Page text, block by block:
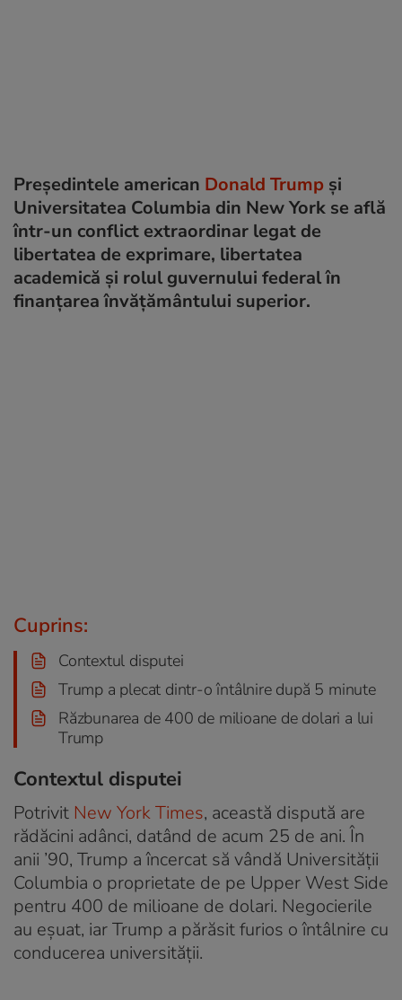
Președintele american Donald Trump și
Universitatea Columbia din New York se află
într-un conflict extraordinar legat de
libertatea de exprimare, libertatea
academică și rolul guvernului federal în
finanțarea învățământului superior.
Cuprins:
Contextul disputei
Trump a plecat dintr-o întâlnire după 5 minute
Răzbunarea de 400 de milioane de dolari a lui
Trump
Contextul disputei
Potrivit New York Times, această dispută are
rădăcini adânci, datând de acum 25 de ani. În
anii ’90, Trump a încercat să vândă Universității
Columbia o proprietate de pe Upper West Side
pentru 400 de milioane de dolari. Negocierile
au eșuat, iar Trump a părăsit furios o întâlnire cu
conducerea universității.